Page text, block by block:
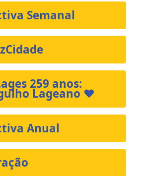
Semanal
259 anos:
Lageano ❤️
Anual